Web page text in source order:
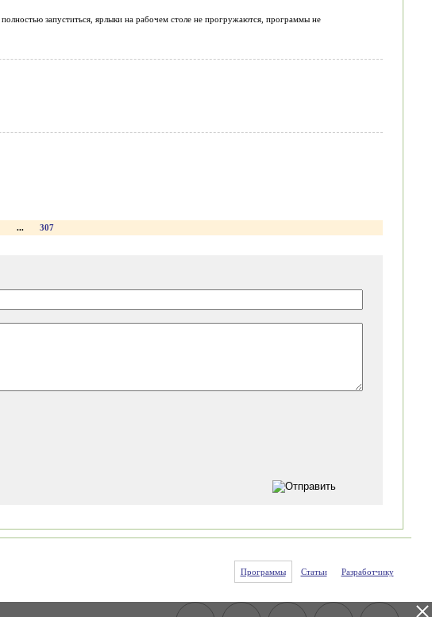
запуститься, ярлыки на рабочем столе не прогружаются, программы не
... 307
Программы Статьи Разработчику